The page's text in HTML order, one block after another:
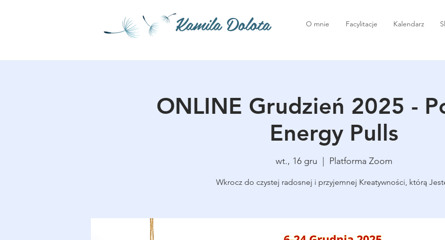
Kamila Dolota O mnie Facylitacje Kalendarz
ONLINE Grudzień 2025 -
Energy Pulls
wt., 16 gru
  |
Platforma Zoom
Wkrocz do czystej radosnej i przyjemnej Kreatywności, którą